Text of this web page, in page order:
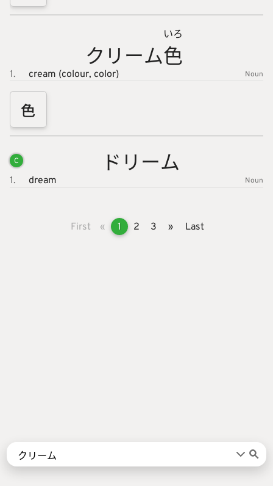
言葉 漢字
クリーム色
いろ
1. cream (colour, color) Noun
色
C ドリーム
1. dream Noun
First « 1 2 3 » Last